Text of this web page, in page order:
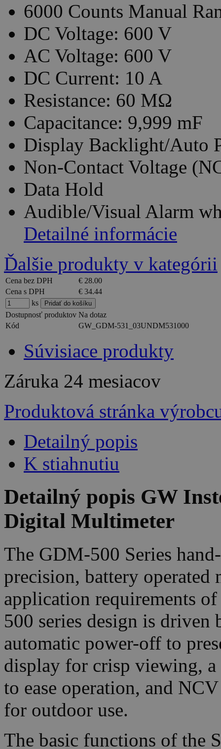
6000 Counts Manual
DC Voltage: 600 V
AC Voltage: 600 V
DC Current: 10 A
Resistance: 60 MΩ
Capacitance: 9,999 mF
Display Backlight/Auto
Non-Contact Voltage
Data Hold
Audible/Visual Alarm
Detailné informácie
Ďalšie produkty v kategórii
Cena bez DPH
€ 28.00
Cena s DPH
€ 34.44
ks
Dostupnosť produktov Na dotaz
Kód
GW_GDM-531_03UNDM531000
Súvisiace produkty
Záruka 24 mesiacov
Produktová stránka
Detailný popis
K stiahnutiu
Detailný popis GW
Digital Multimeter
The GDM-500 Series
precision, battery operated
application requirements
500 series design is
automatic power-off to
display for crisp viewing, a
to ease operation, and
for outdoor use.
The basic functions of the